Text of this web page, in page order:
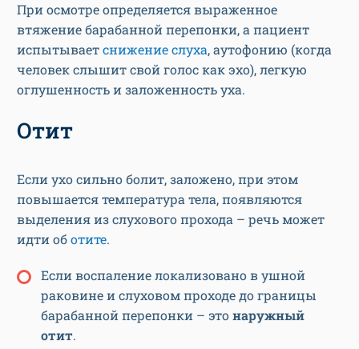
При осмотре определяется выраженное
втяжение барабанной перепонки, а пациент
испытываетснижение слуха, аутофонию (когда
человек слышит свой голос как эхо), легкую
оглушенность и заложенность уха.
Отит
Если ухо сильно болит, заложено, при этом
повышается температура тела, появляются
выделения из слухового прохода – речь может
идти оботите.
Если воспаление локализовано в ушной
раковине и слуховом проходе до границы
барабанной перепонки – этонаружный
отит.